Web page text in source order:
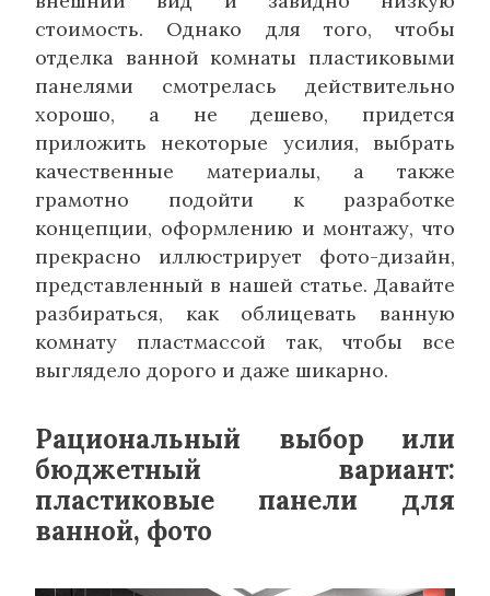
стоимость. Однако для того, чтобы
отделка ванной комнаты пластиковыми
панелями смотрелась действительно
хорошо, а не дешево, придется
приложить некоторые усилия, выбрать
качественные материалы, а также
грамотно подойти к разработке
концепции, оформлению и монтажу, что
прекрасно иллюстрирует фото-дизайн,
представленный в нашей статье. Давайте
разбираться, как облицевать ванную
комнату пластмассой так, чтобы все
выглядело дорого и даже шикарно.
Рациональный выбор или
бюджетный вариант:
пластиковые панели для
ванной, фото